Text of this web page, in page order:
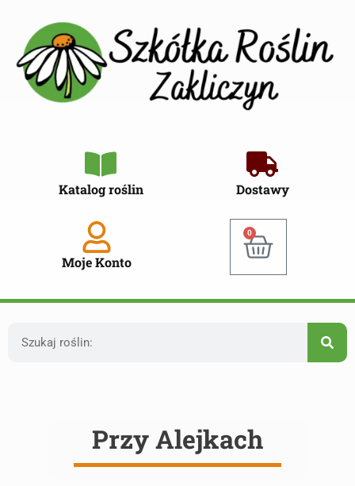
Katalog roślin Dostawy
Moje Konto
0
Przy Alejkach